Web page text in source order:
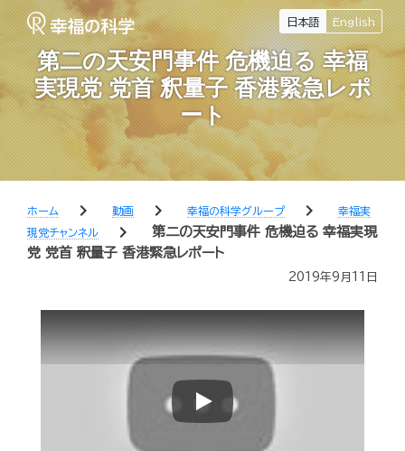
日本語 English
第二の天安門事件 危機迫る 幸福
実現党 党首 釈量子 香港緊急レポ
ート
ホーム chevron_right 動画 chevron_right 幸福の科学グループ chevron_right
幸福実
現党チャンネル
chevron_right
第二の天安門事件 危機迫る 幸福実現
党 党首 釈量子 香港緊急レポート
2019年9月11日
Play